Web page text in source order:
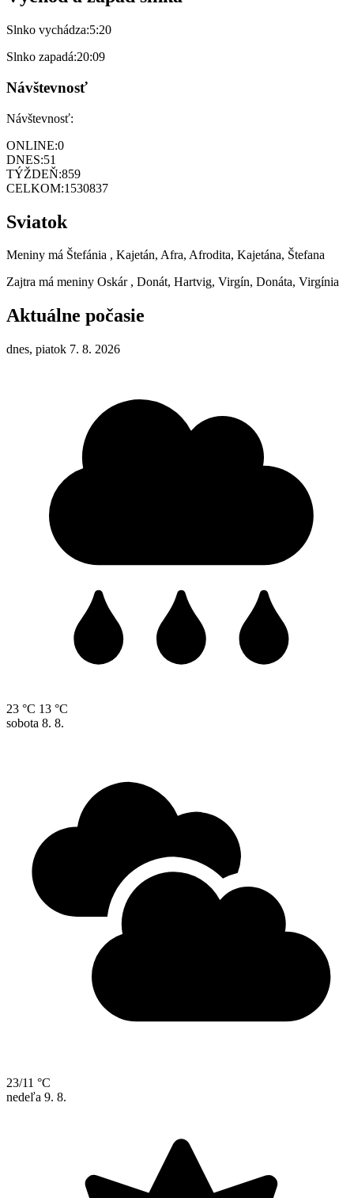
Slnko vychádza:5:20
Slnko zapadá:20:09
Návštevnosť
Návštevnosť:
ONLINE:0
DNES:51
TÝŽDEŇ:859
CELKOM:1530837
Sviatok
Meniny má Štefánia , Kajetán, Afra, Afrodita, Kajetána, Štefana
Zajtra má meniny Oskár , Donát, Hartvig, Virgín, Donáta, Virgínia
Aktuálne počasie
dnes, piatok 7. 8. 2026
23 °C 13 °C
sobota 8. 8.
23/11 °C
nedeľa 9. 8.